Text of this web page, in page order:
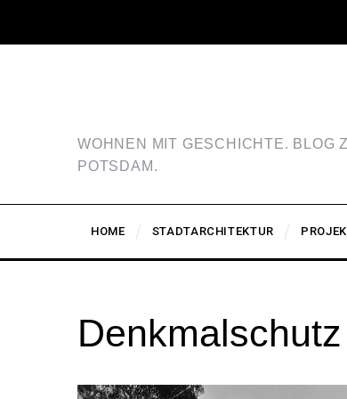
WOHNEN MIT GESCHICHTE. BLOG
POTSDAM.
HOME STADTARCHITEKTUR
Denkmalschutz